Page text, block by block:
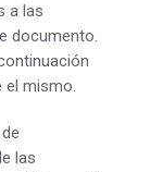
a las
documento.
el mismo.
las